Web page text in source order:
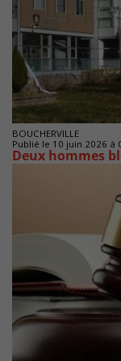
BOUCHERVILLE
Publié le 10 juin 2026 à
Deux hommes